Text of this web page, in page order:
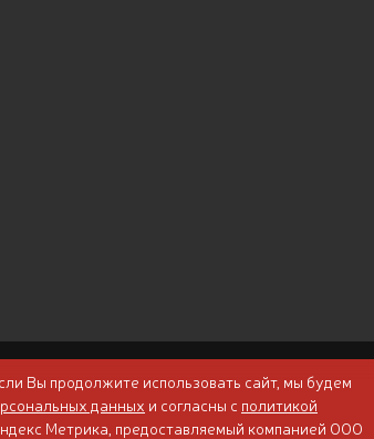
Политика конфиденциальности
Вы продолжите использовать сайт, мы будем
данных и согласны с политикой
Метрика, предоставляемый компанией ООО